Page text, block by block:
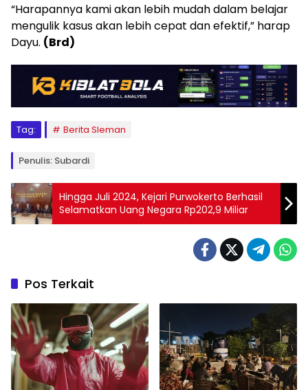
“Harapannya kami akan lebih mudah dalam belajar
mengulik kasus akan lebih cepat dan efektif,” harap
Dayu. (Brd)
Tag: Berita Sleman
Penulis: Subardi
Hingga Juli 2024, Kejari Purwokerto Berhasil
Selamatkan Uang Negara Rp202,9 Miliar
Pos Terkait